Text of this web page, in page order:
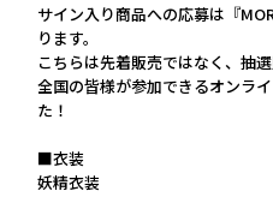
サイン入り商品への応募は『
ります。
こちらは先着販売ではなく、抽選
全国の皆様が参加できるオンラ
た！
■衣装
妖精衣装